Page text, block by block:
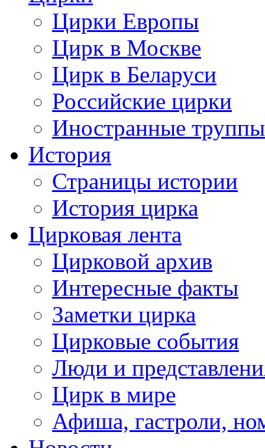
Цирки Европы
Цирк в Москве
Цирк в Беларуси
Российские цирки
Иностранные труппы
История
Страницы истории
История цирка
Цирковая лента
Цирковой архив
Интересные факты
Заметки цирка
Цирковые события
Люди и
Цирк в мире
Афиша, гастроли,